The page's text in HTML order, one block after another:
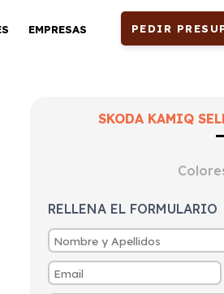
EMPRESAS PEDIR
SKODA KAMIQ
RELLENA EL FORMULARIO